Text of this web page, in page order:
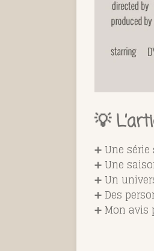
💡
➕ Une
➕ Une
➕ Un
➕ Des
➕ Mon